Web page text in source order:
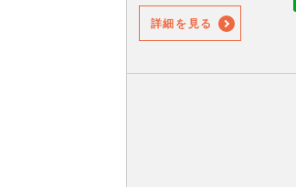
詳細を見る